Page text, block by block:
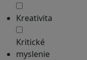
Kreativita
Kritické
myslenie